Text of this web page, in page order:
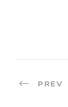
PREV